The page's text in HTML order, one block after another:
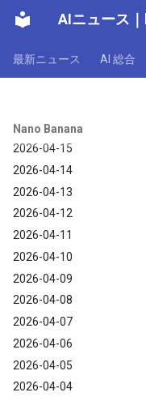
AIニュース
最新ニュース AI 総合
Nano Banana
2026-04-21
2026-04-19
2026-04-16
2026-04-15
2026-04-14
2026-04-13
2026-04-12
2026-04-11
2026-04-10
2026-04-09
2026-04-08
2026-04-07
2026-04-06
2026-04-05
2026-04-04